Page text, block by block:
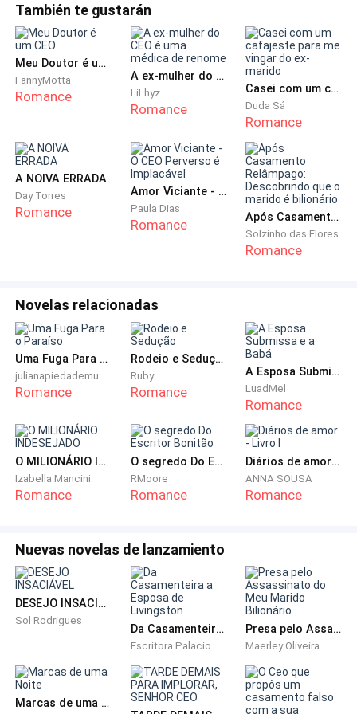
Ela não era mais a garota da família Lopes que todos
podiam cuspir em seu rosto, ela era a esposa de
Silvio, a mulher mais amada por ele, e tinha confiança
suficiente para enfrentar qualquer desprezo. Ela
endireitou as costas e falou com confiança:
Ou seja, ela queria que ele entrasse para informa-lo de
que ela queria vê-lo.
Mas Diogo apenas deu um riso zombeteiro, como se
também não consigo entrar em contato com o
senhor agora.
A atitude firme de Diogo fez Lívia tremer em seu
coração. Ela não pôde deixar de morder os lábios. Ela
algo de errado.
Diogo só podia estar recusando-a assim por causa da
ordem de Silvio.
inúmeras vezes e agora estava completamente
excluída, a sensação de pânico emergiu novamente
nos olhos de Lívia, e ela de repente não ousou entrar!
Embora o casamento dela com Silvio tivesse
pedir a sua mão na família Lopes, eles se conheceram
pela primeira vez, durante os três anos de casamento,
También te gustarán
Meu Doutor é um CEO
FannyMotta
Romance
A ex-mulher do CEO é uma médica de renome
LiLhyz
Romance
Casei com um cafajeste para me vingar do ex-marido
Duda Sá
Romance
A NOIVA ERRADA
Day Torres
Romance
Amor Viciante - O CEO Perverso é Implacável
Paula Dias
Romance Após Casamento Relâmpago: Descobrindo que o marido é bilionário
Solzinho das Flores
Romance
Novelas relacionadas
Uma Fuga Para o Paraíso
Romance
Rodeio e Sedução
Ruby
Romance
A Esposa Submissa e a Babá
LuadMel
Romance
O MILIONÁRIO INDESEJADO
Izabella Mancini
Romance
O segredo Do Escritor Bonitão
RMoore
Romance
Diários de amor - Livro I
ANNA SOUSA
Romance
Nuevas novelas de lanzamiento
DESEJO INSACIÁVEL
Sol Rodrigues
Da Casamenteira a Esposa de Livingston
Escritora Palacio
Presa pelo Assassinato do Meu Marido Bilionário
Maerley Oliveira
Marcas de uma Noite